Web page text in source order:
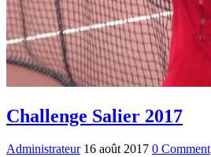
Challenge Salier 2017
Administrateur 16 août 2017 0 Comment